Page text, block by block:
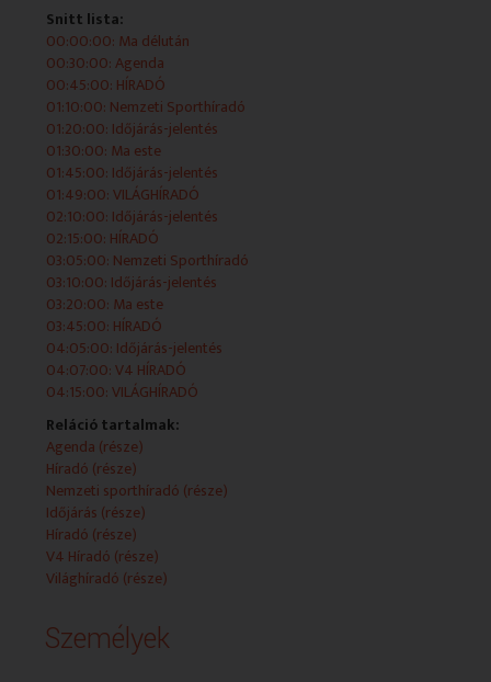
2025-11-29 19:30:00 HÍRADÓ
2025-11-29 20:20:00 Nemzeti Sporthíradó
2025-11-29 20:25:00 Időjárás-jelentés
2025-11-29 20:35:00 Ma este
Élő műsorblokk, amelyet a stúdióból vagy más
helyszínről politikai, gazdasági, kulturális szakmai
beszélgetések mellett híradók, magazinok és egyéb élő
2025-11-29 21:00:00 HÍRADÓ
2025-11-29 21:20:00 Időjárás-jelentés
2025-11-29 21:22:00 V4 HÍRADÓ
Snitt lista:
00:00:00: Ma délután
00:30:00: Agenda
00:45:00: HÍRADÓ
01:10:00: Nemzeti Sporthíradó
01:20:00: Időjárás-jelentés
01:30:00: Ma este
01:45:00: Időjárás-jelentés
01:49:00: VILÁGHÍRADÓ
02:10:00: Időjárás-jelentés
02:15:00: HÍRADÓ
03:05:00: Nemzeti Sporthíradó
03:10:00: Időjárás-jelentés
03:20:00: Ma este
03:45:00: HÍRADÓ
04:05:00: Időjárás-jelentés
04:07:00: V4 HÍRADÓ
04:15:00: VILÁGHÍRADÓ
Reláció tartalmak:
Agenda (része)
Híradó (része)
Nemzeti sporthíradó (része)
Időjárás (része)
Híradó (része)
V4 Híradó (része)
Világhíradó (része)
Személyek